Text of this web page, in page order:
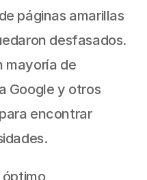
páginas amarillas
desfasados.
mayoría de
Google y otros
encontrar